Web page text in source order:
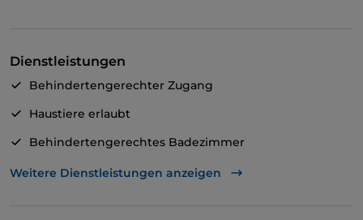
Dienstleistungen
Behindertengerechter Zugang
Haustiere erlaubt
Behindertengerechtes Badezimmer
Geldautomat
Weitere Dienstleistungen anzeigen